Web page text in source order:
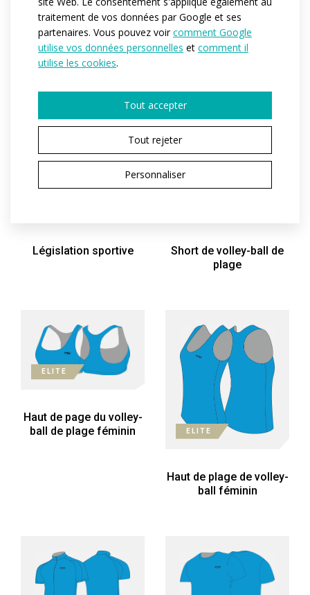
traitement de vos données par Google et ses
partenaires. Vous pouvez voircomment Google
utilise vos données personnelles et comment il
utilise les cookies.
Tout accepter
Tout rejeter
Personnaliser
Législation sportive
Short de volley-ball de
plage
ELITE
Haut de page du volley-
ball de plage féminin
ELITE
Haut de plage de volley-
ball féminin